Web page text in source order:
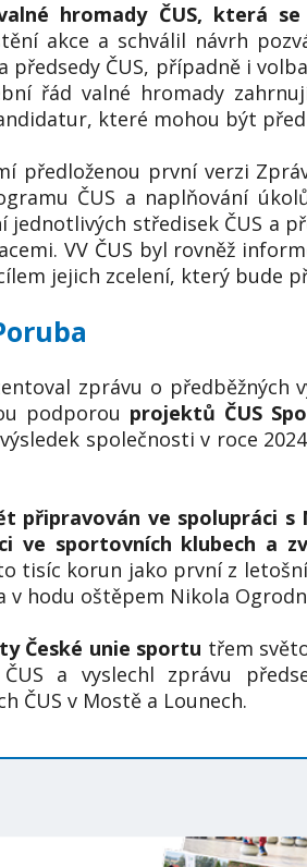
hromady ČUS, která
akce a schválil návrh
ČUS, případně i
řád valné hromady
které mohou být
předloženou první verzi
ČUS a naplňování
středisek ČUS a
VV ČUS byl rovněž
jejich zcelení, který bude
zprávu o předběžných
podporou projektů ČUS
společnosti v roce
připravován ve spolupráci s
ve sportovních klubech a
tisíc korun jako první z
v hodu oštěpem Nikola
České unie sportu třem
a vyslechl zprávu
ČUS v Mostě a Lounech.